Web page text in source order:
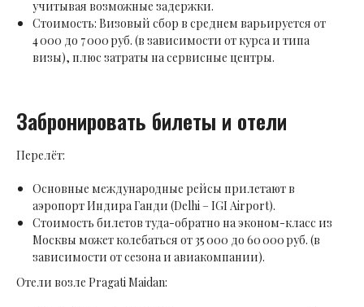
учитывая возможные задержки.
Стоимость: Визовый сбор в среднем варьируется от
4 000 до 7 000 руб. (в зависимости от курса и типа
визы), плюс затраты на сервисные центры.
Забронировать билеты и отели
Перелёт:
Основные международные рейсы прилетают в
аэропорт Индира Ганди (Delhi – IGI Airport).
Стоимость билетов туда-обратно на эконом-класс из
Москвы может колебаться от 35 000 до 60 000 руб. (в
зависимости от сезона и авиакомпании).
Отели возле Pragati Maidan: